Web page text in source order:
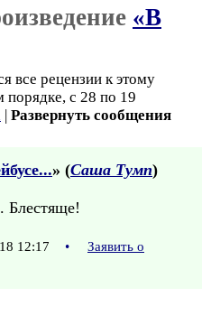
«В
все рецензии к этому
порядке, с 28 по 19
| Развернуть сообщения
» (Саша Тумп)
Блестяще!
12:17 •
Заявить о